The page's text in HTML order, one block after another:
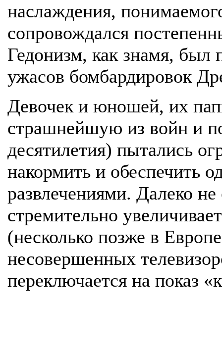
наслаждения,
сопровождался
Гедонизм, как знамя, был
ужасов бомбардировок
Девочек и юношей, их
страшнейшую из войн и
десятилетия) пытались
накормить и обеспечить
развлечениями. Далеко
стремительно
(несколько позже в
несовершенных
переключается на показ